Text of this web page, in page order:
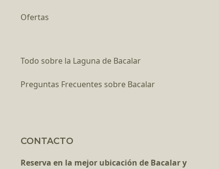
Ofertas
Todo sobre la Laguna de Bacalar
Preguntas Frecuentes sobre Bacalar
CONTACTO
Reserva en la mejor ubicación de Bacalar y